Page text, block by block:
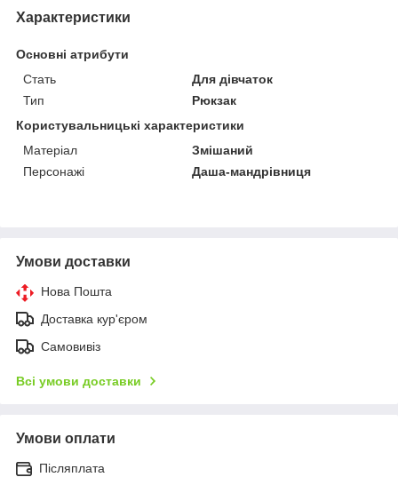
Характеристики
Основні атрибути
Стать
Для дівчаток
Тип
Рюкзак
Користувальницькі характеристики
Матеріал
Змішаний
Персонажі
Даша-мандрівниця
Умови доставки
Нова Пошта
Доставка кур'єром
Самовивіз
Всі умови доставки
Умови оплати
Післяплата